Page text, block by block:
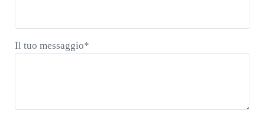
Il tuo messaggio*